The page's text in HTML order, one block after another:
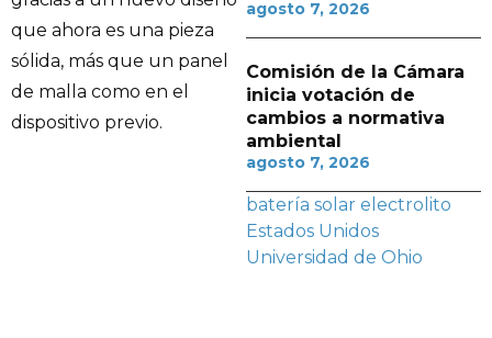
que ahora es una pieza
sólida, más que un panel
de malla como en el
dispositivo previo.
agosto 7, 2026
Comisión de la Cámara
inicia votación de
cambios a normativa
ambiental
agosto 7, 2026
batería solar electrolito
Estados Unidos
Universidad de Ohio